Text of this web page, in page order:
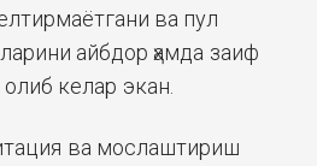
ва пул
айбдор ҳамда заиф
келар экан.
ва мослаштириш